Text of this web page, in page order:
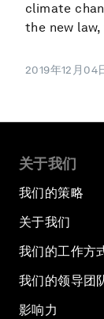
climate
the new
2019年12月04
关于我们
我们的策略
关于我们
我们的工作方
我们的领导团
影响力